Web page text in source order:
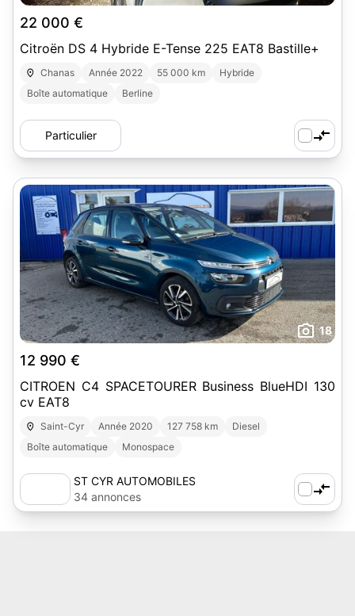
22 000 €
Citroën DS 4 Hybride E-Tense 225 EAT8 Bastille+
Chanas Année 2022 55 000 km
Hybride
Boîte automatique
Berline
Particulier
18
12 990 €
CITROEN C4 SPACETOURER Business BlueHDI 130
cv EAT8
Saint-Cyr Année 2020 127 758 km
Diesel
Boîte automatique
Monospace
ST CYR AUTOMOBILES
34 annonces